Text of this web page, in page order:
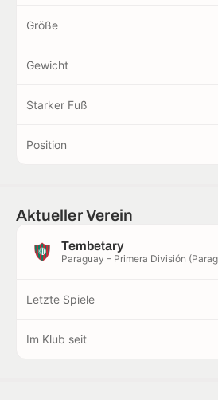
Größe
Gewicht
Starker Fuß
Position
Aktueller Verein
Tembetary
Paraguay – Primera División
Letzte Spiele
Im Klub seit